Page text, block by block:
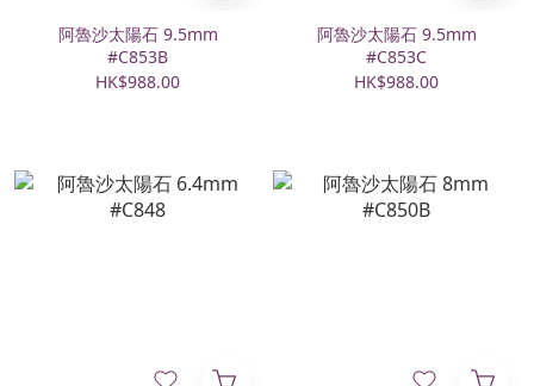
阿魯沙太陽石 9.5mm
#C853B
HK$988.00
阿魯沙太陽石 9.5mm
#C853C
HK$988.00